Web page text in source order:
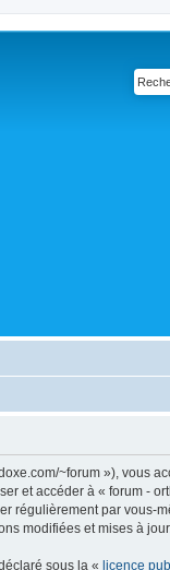
~forum »), vous
et accéder à « forum -
régulièrement par vous-
modifiées et mises à
sous la « licence